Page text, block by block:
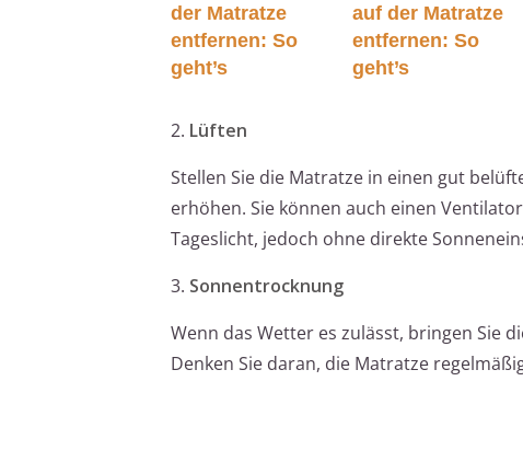
der Matratze
entfernen: So
geht’s
auf der Matratze
entfernen: So
geht’s
2. Lüften
Stellen Sie die Matratze in einen gut
erhöhen. Sie können auch einen
Tageslicht, jedoch ohne direkte
3. Sonnentrocknung
Wenn das Wetter es zulässt, bringen Sie
Denken Sie daran, die Matratze